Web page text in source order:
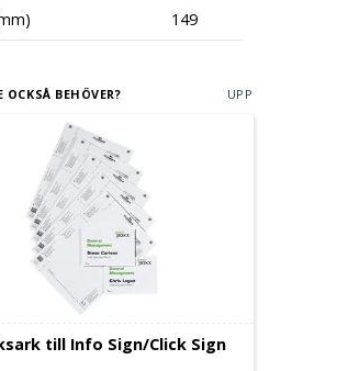
149
OCKSÅ BEHÖVER? UPP
till Info Sign/Click Sign